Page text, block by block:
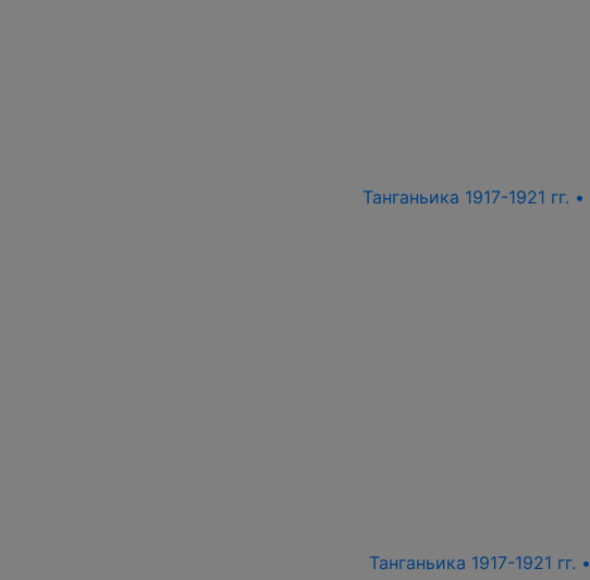
Танганьика 1917-1921 гг. •
Танганьика 1917-1921 гг. •